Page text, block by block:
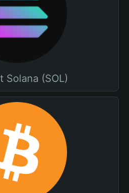
Solana (SOL)